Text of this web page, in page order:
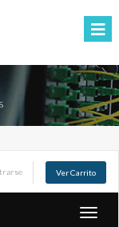
Ver Carrito
Toggle